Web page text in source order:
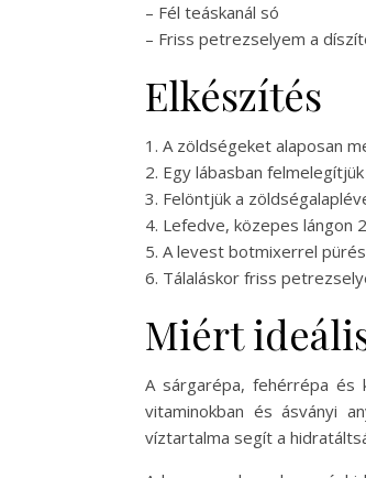
– Fél teáskanál só
– Friss petrezselyem a
Elkészítés
1. A zöldségeket alaposan
2. Egy lábasban
3. Felöntjük a
4. Lefedve, közepes lángon
5. A levest botmixerrel
6. Tálaláskor friss
Miért
A sárgarépa, fehérrépa és
vitaminokban és ásványi
víztartalma segít a